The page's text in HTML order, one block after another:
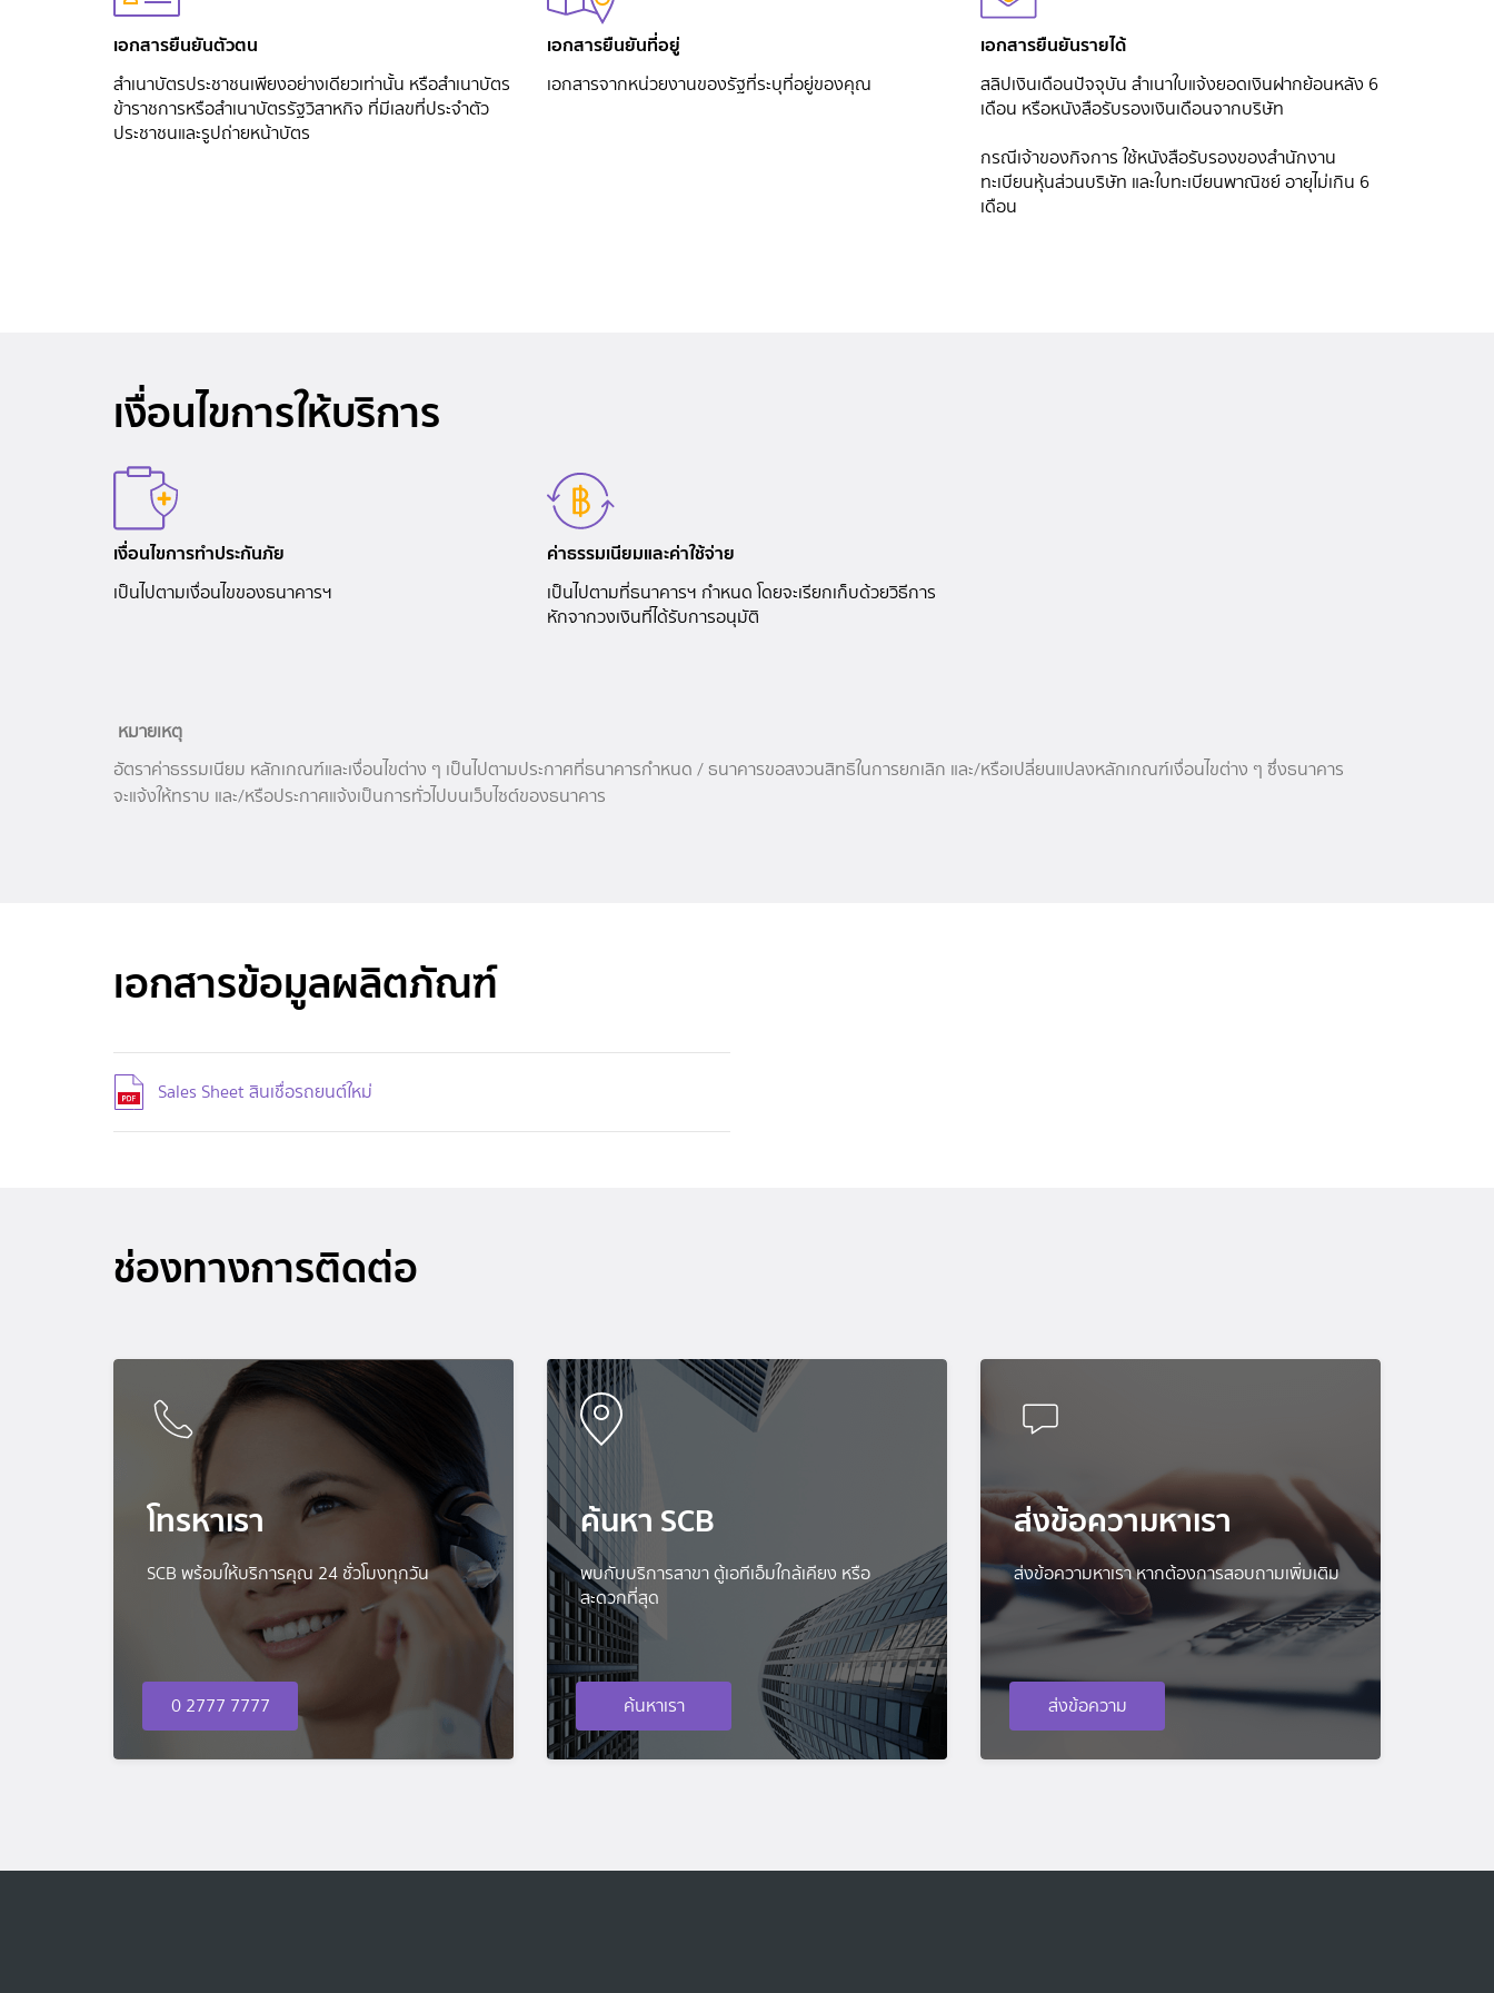
เอกสารยืนยันตัวตน
สำเนาบัตรประชาชนเพียงอย่างเดียวเท่านั้น หรือสำเนาบัตร
ข้าราชการหรือสำเนาบัตรรัฐวิสาหกิจ ที่มีเลขที่ประจำตัว
ประชาชนและรูปถ่ายหน้าบัตร
เอกสารยืนยันที่อยู่
เอกสารจากหน่วยงานของรัฐที่ระบุที่อยู่ของคุณ
เอกสารยืนยันรายได้
สลิปเงินเดือนปัจจุบัน สำเนาใบแจ้งยอดเงินฝากย้อนหลัง 6
เดือน หรือหนังสือรับรองเงินเดือนจากบริษัท
กรณีเจ้าของกิจการ ใช้หนังสือรับรองของสำนักงาน
ทะเบียนหุ้นส่วนบริษัท และใบทะเบียนพาณิชย์ อายุไม่เกิน 6
เดือน
เงื่อนไขการให้บริการ
เงื่อนไขการทำประกันภัย
เป็นไปตามเงื่อนไขของธนาคารฯ
ค่าธรรมเนียมและค่าใช้จ่าย
เป็นไปตามที่ธนาคารฯ กำหนด โดยจะเรียกเก็บด้วยวิธีการ
หักจากวงเงินที่ได้รับการอนุมัติ
หมายเหตุ
อัตราค่าธรรมเนียม หลักเกณฑ์และเงื่อนไขต่าง ๆ เป็นไปตามประกาศที่ธนาคารกำหนด / ธนาคารขอสงวนสิทธิในการยกเลิก และ/หรือเปลี่ยนแปลงหลักเกณฑ์เงื่อนไขต่าง ๆ ซึ่งธนาคาร
จะแจ้งให้ทราบ และ/หรือประกาศแจ้งเป็นการทั่วไปบนเว็บไซต์ของธนาคาร
เอกสารข้อมูลผลิตภัณฑ์
Sales Sheet สินเชื่อรถยนต์ใหม่
ช่องทางการติดต่อ
โทรหาเรา
SCB พร้อมให้บริการคุณ 24 ชั่วโมงทุกวัน
0 2777 7777
ค้นหา SCB
พบกับบริการสาขา ตู้เอทีเอ็มใกล้เคียง หรือ
สะดวกที่สุด
ค้นหาเรา
ส่งข้อความหาเรา
ส่งข้อความหาเรา หากต้องการสอบถามเพิ่มเติม
ส่งข้อความ